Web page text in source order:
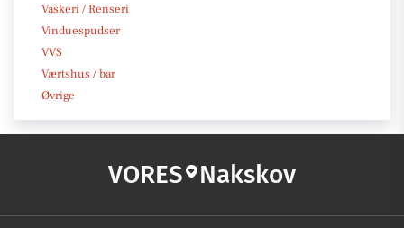
Vaskeri / Renseri
Vinduespudser
VVS
Værtshus / bar
Øvrige
VORES Nakskov